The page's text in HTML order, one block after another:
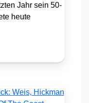
Jahr sein 50-
heute